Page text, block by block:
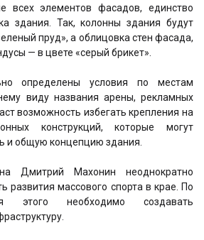
всех элементов фасадов, единство
здания. Так, колонны здания будут
пруд», а облицовка стен фасада,
— в цвете «серый брикет».
определены условия по местам
виду названия арены, рекламных
возможность избегать крепления на
конструкций, которые могут
и общую концепцию здания.
Дмитрий Махонин неоднократно
развития массового спорта в крае. По
необходимо создавать